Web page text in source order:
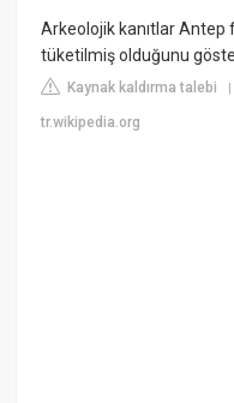
Arkeolojik kanıtlar Antep
tüketilmiş olduğunu
Kaynak kaldırma talebi
tr.wikipedia.org